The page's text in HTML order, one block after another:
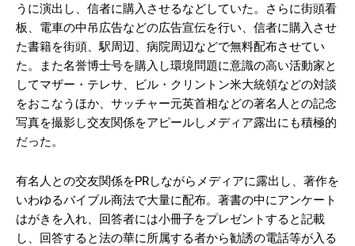
うに演出し、信者に購入させるなどしていた。さらに街頭看
板、電車の中吊広告などの広告宣伝を行い、信者に購入させ
た書籍を街頭、駅周辺、病院周辺などで無料配布させてい
た。また名誉博士号を購入し環境問題に意識の高い活動家と
してマザー・テレサ、ビル・クリントン米大統領などの対談
をおこなうほか、サッチャー元英首相などの著名人との記念
写真を撮影し交友関係をアピールしメディア露出にも積極的
だった。
有名人との交友関係をPRしながらメディアに露出し、著作を
いわゆるバイブル商法で大量に配布。著書の中にアンケート
はがきを入れ、回答者には小冊子をプレゼントすると記載
し、回答すると法の華に所属する者から勧誘の電話等が入る